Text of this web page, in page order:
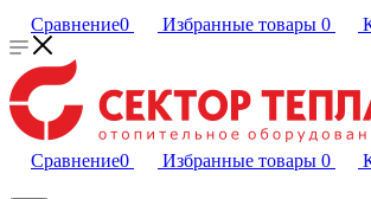
Сравнение0 Избранные товары 0
Сравнение0 Избранные товары 0